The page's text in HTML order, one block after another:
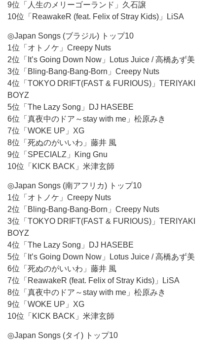
9位「人生のメリーゴーランド」久石譲
10位「ReawakeR (feat. Felix of Stray Kids)」LiSA
◎Japan Songs (ブラジル) トップ10
1位「オトノケ」Creepy Nuts
2位「It’s Going Down Now」Lotus Juice / 高橋あず美
3位「Bling-Bang-Bang-Born」Creepy Nuts
4位「TOKYO DRIFT(FAST & FURIOUS)」TERIYAKI
BOYZ
5位「The Lazy Song」DJ HASEBE
6位「真夜中のドア～stay with me」松原みき
7位「WOKE UP」XG
8位「死ぬのがいいわ」藤井 風
9位「SPECIALZ」King Gnu
10位「KICK BACK」米津玄師
◎Japan Songs (南アフリカ) トップ10
1位「オトノケ」Creepy Nuts
2位「Bling-Bang-Bang-Born」Creepy Nuts
3位「TOKYO DRIFT(FAST & FURIOUS)」TERIYAKI
BOYZ
4位「The Lazy Song」DJ HASEBE
5位「It’s Going Down Now」Lotus Juice / 高橋あず美
6位「死ぬのがいいわ」藤井 風
7位「ReawakeR (feat. Felix of Stray Kids)」LiSA
8位「真夜中のドア～stay with me」松原みき
9位「WOKE UP」XG
10位「KICK BACK」米津玄師
◎Japan Songs (タイ) トップ10